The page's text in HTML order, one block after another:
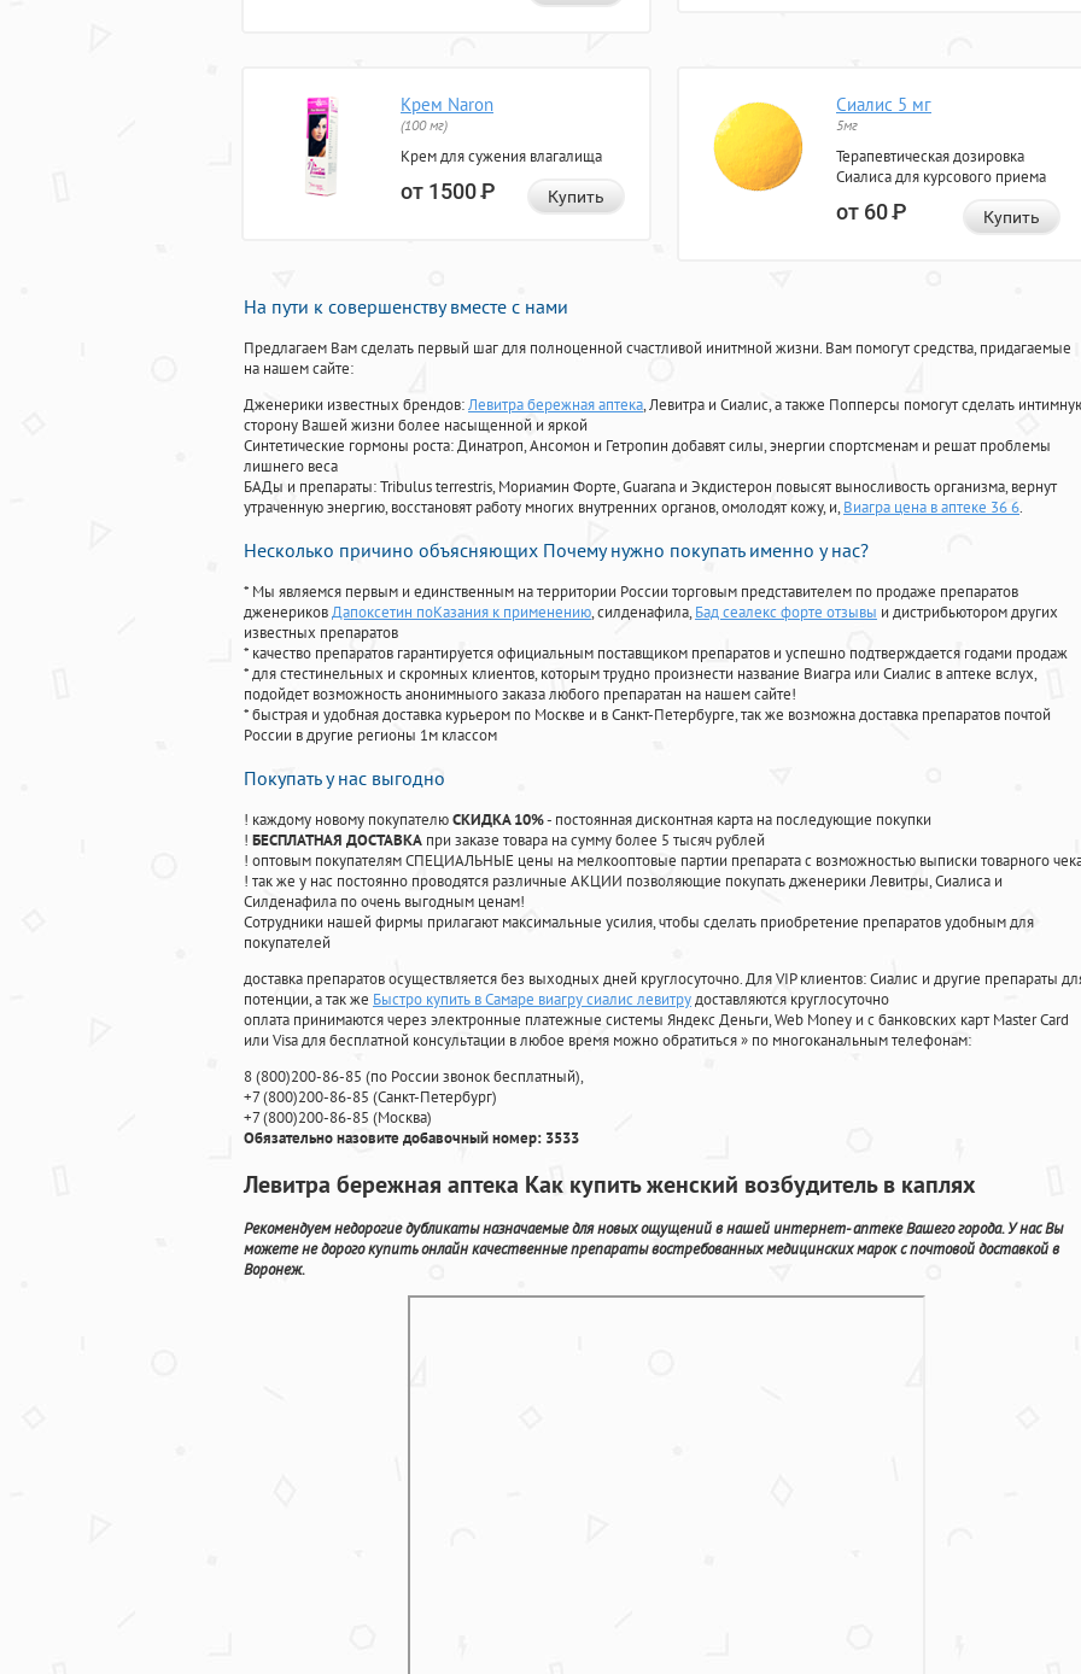
Крем Naron
(100 мг)
Крем для сужения влагалища
от 1500Р Купить
Сиалис 5 мг
5мг
Терапевтическая дозировка
Сиалиса для курсового приема
от 60Р Купить
На пути к совершенству вместе с нами
Предлагаем Вам сделать первый шаг для полноценной счастливой инитмной жизни. Вам помогут средства, придагаемые
на нашем сайте:
Дженерики известных брендов:Левитра бережная аптека, Левитра и Сиалис, а также Попперсы помогут сделать
сторону Вашей жизни более насыщенной и яркой
Синтетические гормоны роста: Динатроп, Ансомон и Гетропин добавят силы, энергии спортсменам и решат проблемы
лишнего веса
БАДы и препараты:Tribulus terrestris, Мориамин Форте, Guarana и Экдистерон повысят выносливость организма, вернут
утраченную энергию, восстановят работу многих внутренних органов, омолодят кожу, и, Виагра цена в аптеке 36 6.
Несколько причино объясняющих Почему нужно покупать именно у нас?
* Мы являемся первым и единственным на территории России торговым представителем по продаже препаратов
дженериковДапоксетин поКазания к применению, силденафила, Бад сеалекс форте отзывы и дистрибьютором других
известных препаратов
* качество препаратов гарантируется официальным поставщиком препаратов и успешно подтверждается годами продаж
* для стестинельных и скромных клиентов, которым трудно произнести название Виагра или Сиалис в аптеке вслух,
подойдет возможность анонимныого заказа любого препаратан на нашем сайте!
* быстрая и удобная доставка курьером по Москве и в Санкт-Петербурге, так же возможна доставка препаратов почтой
России в другие регионы 1м классом
Покупать у нас выгодно
! каждому новому покупателюСКИДКА 10%- постоянная дисконтная карта на последующие покупки
! БЕСПЛАТНАЯ ДОСТАВКА при заказе товара на сумму более 5 тысяч рублей
! оптовым покупателям СПЕЦИАЛЬНЫЕ цены на мелкооптовые партии препарата с возможностью выписки товарного
! так же у нас постоянно проводятся различные АКЦИИ позволяющие покупать дженерики Левитры, Сиалиса и
Силденафила по очень выгодным ценам!
Cотрудники нашей фирмы прилагают максимальные усилия, чтобы сделать приобретение препаратов удобным для
покупателей
доставка препаратов осуществляется без выходных дней круглосуточно. Для VIP клиентов: Сиалис и другие препараты
потенции, а так же Быстро купить в Самаре виагру сиалис левитрудоставляются круглосуточно
оплата принимаются через электронные платежные системы Яндекс Деньги, Web Money и с банковских карт Master Card
или Visa для бесплатной консультации в любое время можно обратиться» по многоканальным телефонам:
8(800)200-86-85 (по России звонок бесплатный),
+7(800)200-86-85 (Санкт-Петербург)
+7(800)200-86-85 (Москва)
Обязательно назовите добавочный номер: 3533
Левитра бережная аптека Как купить женский возбудитель в каплях
Рекомендуем недорогие дубликаты назначаемые для новых ощущений в нашей интернет- аптеке Вашего города. У нас Вы
можете не дорого купить онлайн качественные препараты востребованных медицинских марок с почтовой доставкой в
Воронеж.